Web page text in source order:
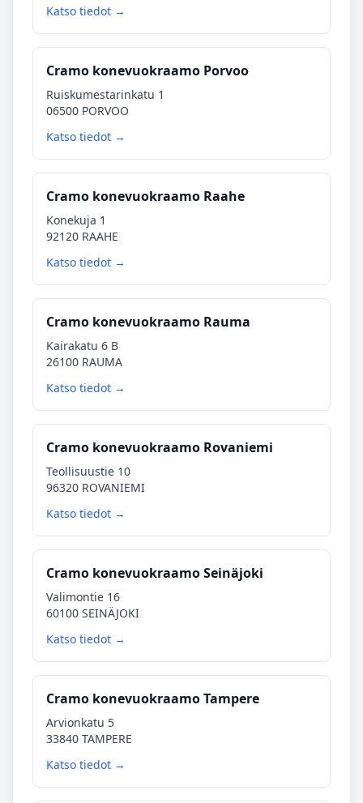
Katso tiedot →
Cramo konevuokraamo Porvoo
Ruiskumestarinkatu 1
06500 PORVOO
Katso tiedot →
Cramo konevuokraamo Raahe
Konekuja 1
92120 RAAHE
Katso tiedot →
Cramo konevuokraamo Rauma
Kairakatu 6 B
26100 RAUMA
Katso tiedot →
Cramo konevuokraamo Rovaniemi
Teollisuustie 10
96320 ROVANIEMI
Katso tiedot →
Cramo konevuokraamo Seinäjoki
Valimontie 16
60100 SEINÄJOKI
Katso tiedot →
Cramo konevuokraamo Tampere
Arvionkatu 5
33840 TAMPERE
Katso tiedot →